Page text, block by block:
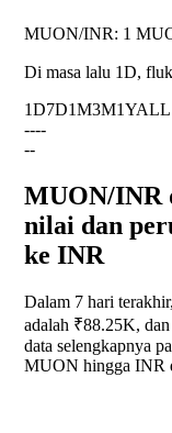
MUON/INR: 1
Di masa lalu 1D,
1D7D1M3M1YALL
----
--
MUON/INR
nilai dan
ke INR
Dalam 7 hari
adalah ₹88.25K,
data selengkapnya
MUON hingga INR